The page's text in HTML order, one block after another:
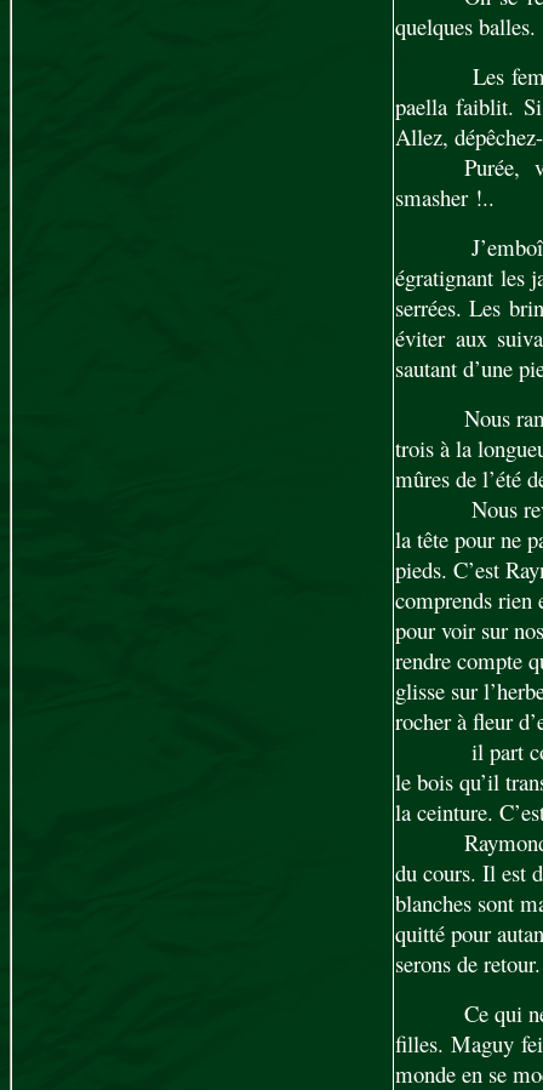
quelques balles.
Les
paella faiblit.
Allez,
Purée,
smasher !..
égratignant les
serrées. Les
éviter aux
sautant d’une
Nous
trois à la
mûres de l’été
Nous
la tête pour ne
pieds. C’est
comprends
pour voir sur
rendre compte
glisse sur
rocher à fleur
il part
le bois qu’il
la ceinture.
du cours. Il est
blanches sont
quitté pour
serons de retour.
Ce qui
filles. Maguy
monde en se